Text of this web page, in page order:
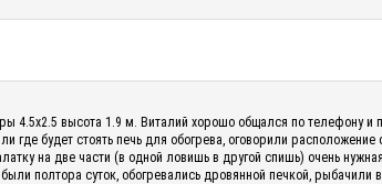
4.5х2.5 высота 1.9 м. Виталий хорошо общался по телефону и
где будет стоять печь для обогрева, оговорили
на две части (в одной ловишь в другой спишь) очень
полтора суток, обогревались дровянной печкой, рыбачили